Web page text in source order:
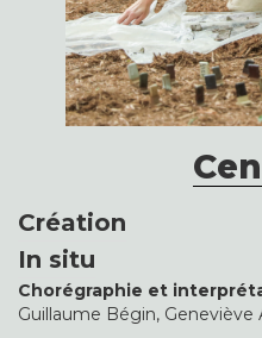
Création
In situ
Chorégraphie et
Guillaume Bégin,